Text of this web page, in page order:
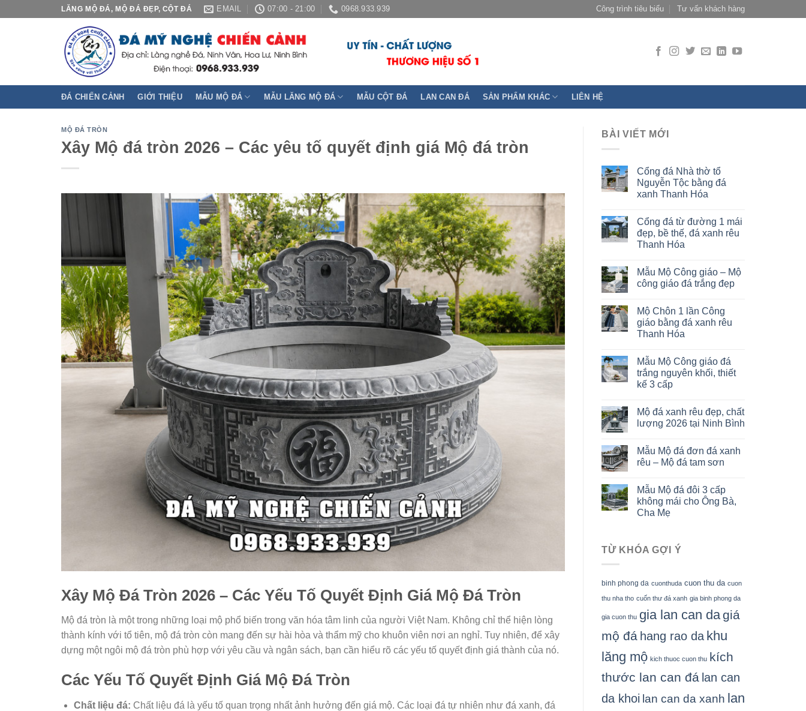
LĂNG MỘ ĐÁ, MỘ ĐÁ ĐẸP, CỘT ĐÁ EMAIL 07:00 - 21:00 0968.933.939 Công trình tiêu biểu Tư vấn khách hàng
ĐÁ CHIẾN CẢNH GIỚI THIỆU MẪU MỘ ĐÁ MẪU LĂNG MỘ ĐÁ MẪU CỘT ĐÁ LAN CAN ĐÁ SẢN PHẨM KHÁC LIÊN HỆ
MỘ ĐÁ TRÒN
Xây Mộ đá tròn 2026 – Các yêu tố quyết định giá Mộ đá tròn
Xây Mộ Đá Tròn 2026 – Các Yếu Tố Quyết Định Giá Mộ Đá Tròn
Mộ đá tròn là một trong những loại mộ phổ biến trong văn hóa tâm linh của người Việt Nam. Không chỉ thể hiện lòng
thành kính với tổ tiên, mộ đá tròn còn mang đến sự hài hòa và thẩm mỹ cho khuôn viên nơi an nghỉ. Tuy nhiên, để xây
dựng một ngôi mộ đá tròn phù hợp với yêu cầu và ngân sách, bạn cần hiểu rõ các yếu tố quyết định giá thành của nó.
Các Yếu Tố Quyết Định Giá Mộ Đá Tròn
Chất liệu đá: Chất liệu đá là yếu tố quan trọng nhất ảnh hưởng đến giá mộ. Các loại đá tự nhiên như đá xanh, đá
BÀI VIẾT MỚI
Cổng đá Nhà thờ tổ
Nguyễn Tộc bằng đá
xanh Thanh Hóa
Cổng đá từ đường 1 mái
đẹp, bề thế, đá xanh rêu
Thanh Hóa
Mẫu Mộ Công giáo – Mộ
công giáo đá trắng đẹp
Mộ Chôn 1 lần Công
giáo bằng đá xanh rêu
Thanh Hóa
Mẫu Mộ Công giáo đá
trắng nguyên khối, thiết
kế 3 cấp
Mộ đá xanh rêu đẹp, chất
lượng 2026 tại Ninh Bình
Mẫu Mộ đá đơn đá xanh
rêu – Mộ đá tam sơn
Mẫu Mộ đá đôi 3 cấp
không mái cho Ông Bà,
Cha Mẹ
TỪ KHÓA GỢI Ý
binh phong da cuonthuda cuon thu da cuon
thu nha tho cuốn thư đá xanh gia binh phong da
gia cuon thu gia lan can dagiá
mộ đá hang rao da khu
lăng mộ kich thuoc cuon thu kích
thước lan can đá lan can
da khoi lan can da xanh lan